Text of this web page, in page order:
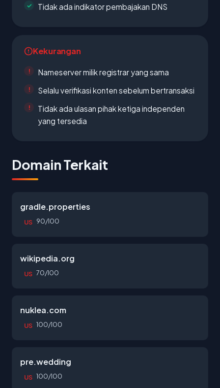
Tidak ada indikator pembajakan DNS
Kekurangan
Nameserver milik registrar yang sama
Selalu verifikasi konten sebelum bertransaksi
Tidak ada ulasan pihak ketiga independen
yang tersedia
Domain Terkait
gradle.properties
US 90/100
wikipedia.org
US 70/100
nuklea.com
US 100/100
pre.wedding
US 100/100